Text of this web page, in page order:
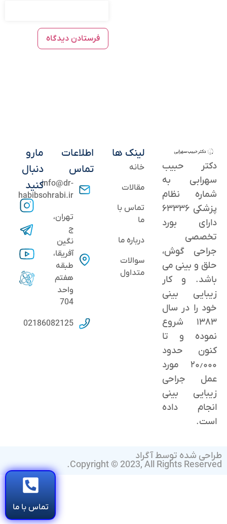
تماس با ما
دکتر حبیب
سهرابی به
شماره نظام
پزشکی ۶۳۳۳۶
دارای بورد
تخصصی
جراحی گوش،
حلق و بینی می
باشد. و کار
زیبایی بینی
خود را در سال
۱۳۸۳ شروع
نموده و تا
کنون حدود
٢۰٫۰۰۰ مورد
عمل جراحی
زیبایی بینی
انجام داده
است.
لینک ها
خانه
مقالات
تماس با
ما
درباره ما
سوالات
متداول
اطلاعات
تماس
info@dr-
habibsohrabi.ir
تهران،
ج
نگین
آفریقا،
طبقه
هفتم
واحد
704
02186082125
مارو
دنبال
کنید
طراحی شده توسط آگراد
Copyright © 2023, All Rights Reserved.